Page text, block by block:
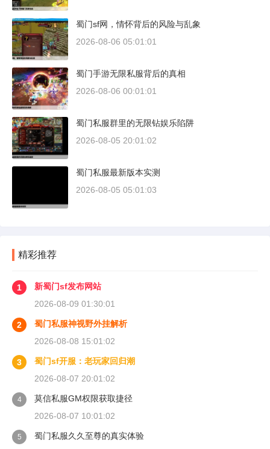
蜀门sf网，情怀背后的风险与乱象
2026-08-06 05:01:01
蜀门手游无限私服背后的真相
2026-08-06 00:01:01
蜀门私服群里的无限钻娱乐陷阱
2026-08-05 20:01:02
蜀门私服最新版本实测
2026-08-05 05:01:03
精彩推荐
1
新蜀门sf发布网站
2026-08-09 01:30:01
2
蜀门私服神视野外挂解析
2026-08-08 15:01:02
3
蜀门sf开服：老玩家回归潮
2026-08-07 20:01:02
4
莫信私服GM权限获取捷径
2026-08-07 10:01:02
5
蜀门私服久久至尊的真实体验